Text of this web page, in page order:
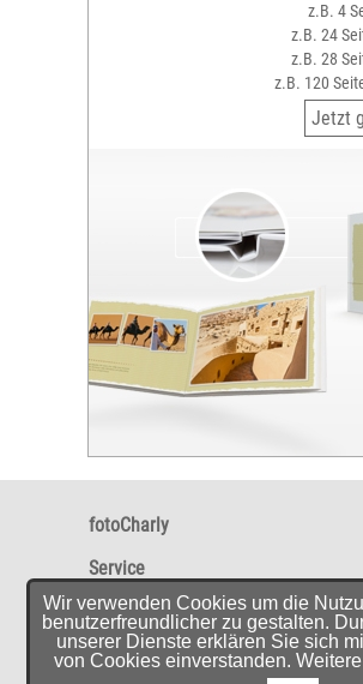
z.B. 4
z.B. 24
z.B. 28
z.B. 120
Jetzt
fotoCharly
Service
Software & Mobile-App
Empfehlungen
Wir verwenden Cookies um die
benutzerfreundlicher zu gestalten.
unserer Dienste erklären Sie sich
von Cookies einverstanden.